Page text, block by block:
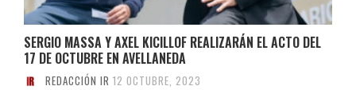
SERGIO MASSA Y AXEL KICILLOF REALIZARÁN EL ACTO DEL
17 DE OCTUBRE EN AVELLANEDA
REDACCIÓN IR 12 OCTUBRE, 2023